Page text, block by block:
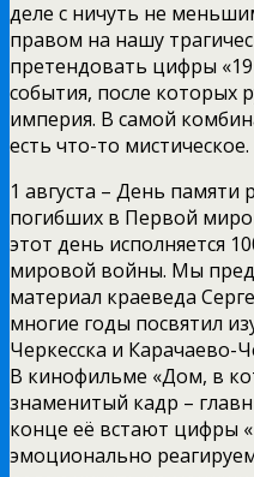
деле с ничуть не
правом на нашу
претендовать цифры
события, после которых
империя. В самой
есть что-то мистическое.
1 августа – День памяти
погибших в Первой
этот день исполняется
мировой войны. Мы
материал краеведа
многие годы посвятил
Черкесска и Карачаево-
В кинофильме «Дом, в
знаменитый кадр –
конце её встают цифры
эмоционально